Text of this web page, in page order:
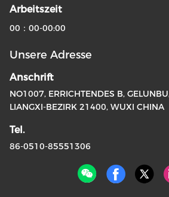
Arbeitszeit
00：00-00:00
Unsere Adresse
Anschrift
NO1007, ERRICHTENDES B,
LIANGXI-BEZIRK 21400, WUXI CHINA
Tel.
86-0510-85551306